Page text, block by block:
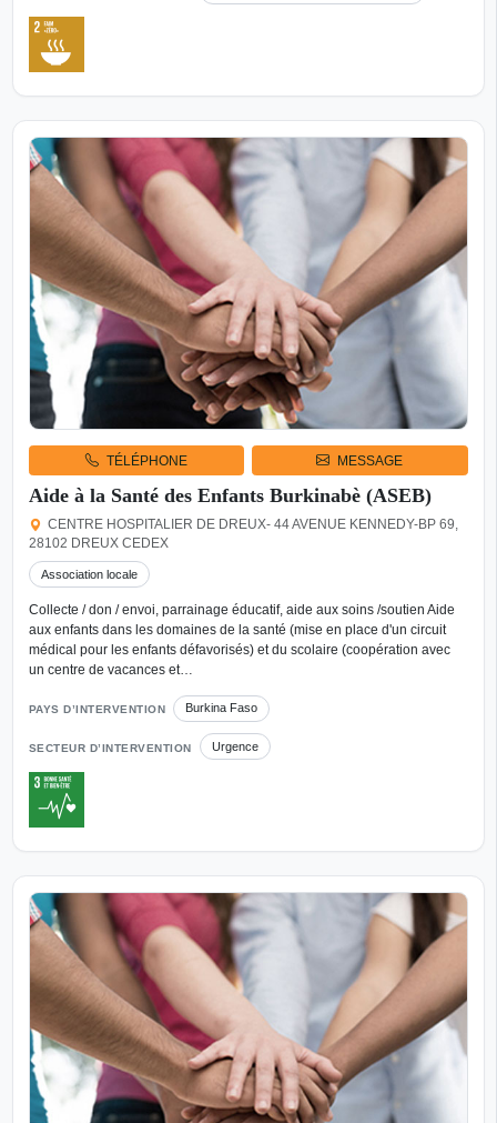
TÉLÉPHONE MESSAGE
Aide à la Santé des Enfants Burkinabè (ASEB)
CENTRE HOSPITALIER DE DREUX- 44 AVENUE KENNEDY-BP 69,
28102 DREUX CEDEX
Association locale
Collecte / don / envoi, parrainage éducatif, aide aux soins /soutien Aide
aux enfants dans les domaines de la santé (mise en place d'un circuit
médical pour les enfants défavorisés) et du scolaire (coopération avec
un centre de vacances et…
PAYS D’INTERVENTION Burkina Faso
SECTEUR D’INTERVENTION Urgence